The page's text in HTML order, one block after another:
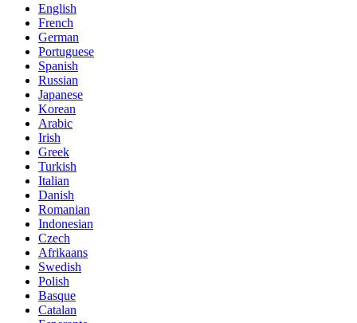
English
French
German
Portuguese
Spanish
Russian
Japanese
Korean
Arabic
Irish
Greek
Turkish
Italian
Danish
Romanian
Indonesian
Czech
Afrikaans
Swedish
Polish
Basque
Catalan